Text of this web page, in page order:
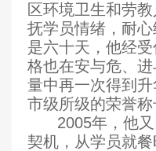
区环境卫生和劳
抚学员情绪，耐
是六十天，他经
格也在安与危、 进
量中再一次得到
市级所级的荣誉称
2005年，他
契机，从学员就